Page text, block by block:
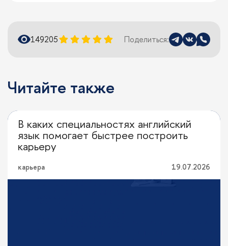
149205 Поделиться:
Читайте также
Кем стать
В каких специальностях английский
язык помогает быстрее построить
карьеру
карьера 19.07.2026